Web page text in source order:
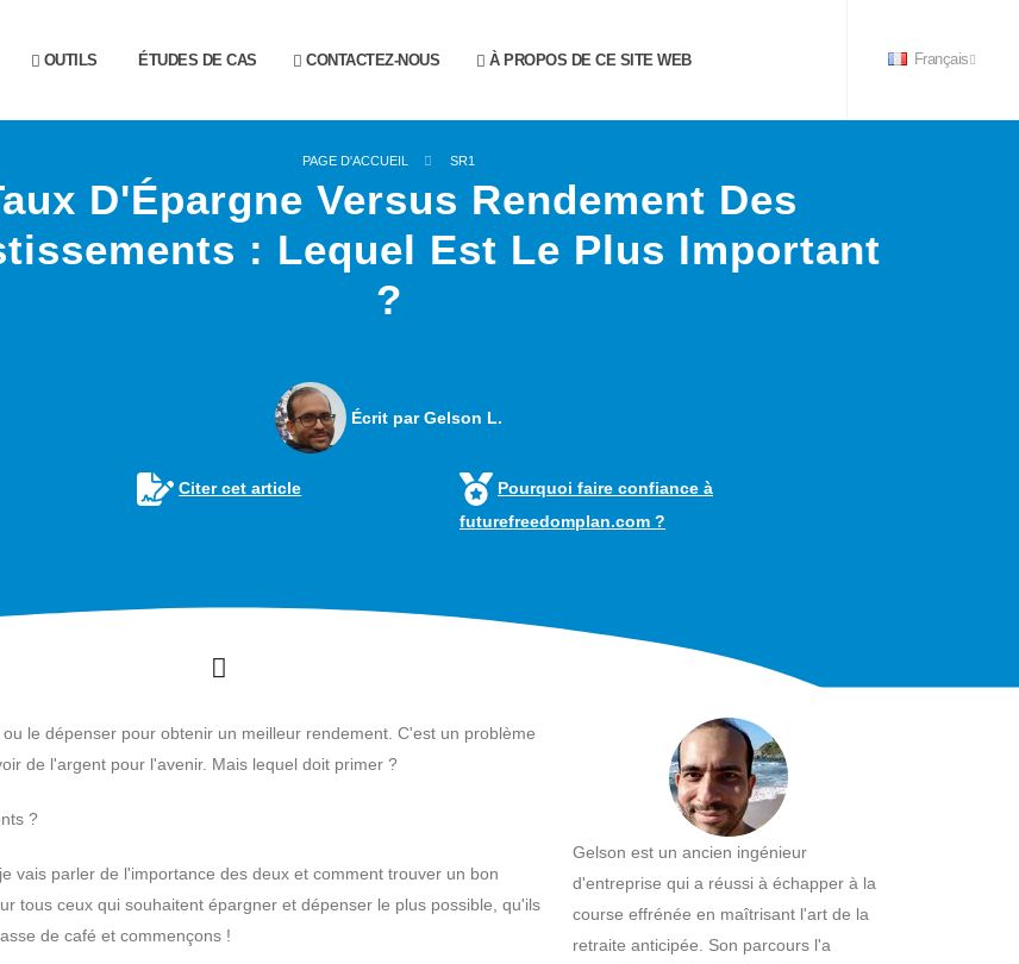
OUTILS ÉTUDES DE CAS CONTACTEZ-NOUS À PROPOS DE CE SITE WEB Français
PAGE D'ACCUEIL SR1
D'Épargne Versus Rendement Des
: Lequel Est Le Plus Important
?
Écrit par Gelson L.
Citer cet article
Pourquoi faire confiance à
futurefreedomplan.com ?
le dépenser pour obtenir un meilleur rendement. C'est un problème
de l'argent pour l'avenir. Mais lequel doit primer ?
?
vais parler de l'importance des deux et comment trouver un bon
tous ceux qui souhaitent épargner et dépenser le plus possible, qu'ils
de café et commençons !
Gelson est un ancien ingénieur
d'entreprise qui a réussi à échapper à la
course effrénée en maîtrisant l'art de la
retraite anticipée. Son parcours l'a